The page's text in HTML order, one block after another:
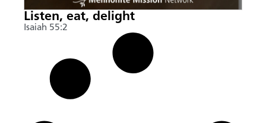
Listen, eat, delight
Isaiah 55:2